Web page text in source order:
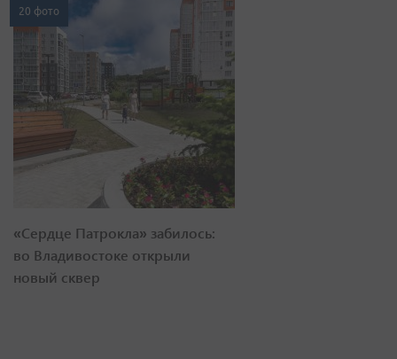
20 фото
«Сердце Патрокла» забилось:
во Владивостоке открыли
новый сквер